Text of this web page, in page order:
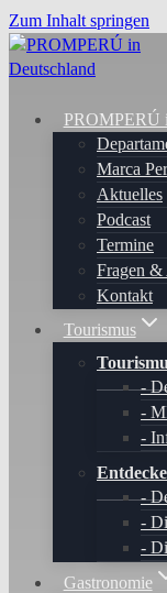
Zum Inhalt springen
PROMPERÚ
Marca
Aktuelles
Podcast
Termine
Fragen
Kontakt
Tourismus
Gastronomie